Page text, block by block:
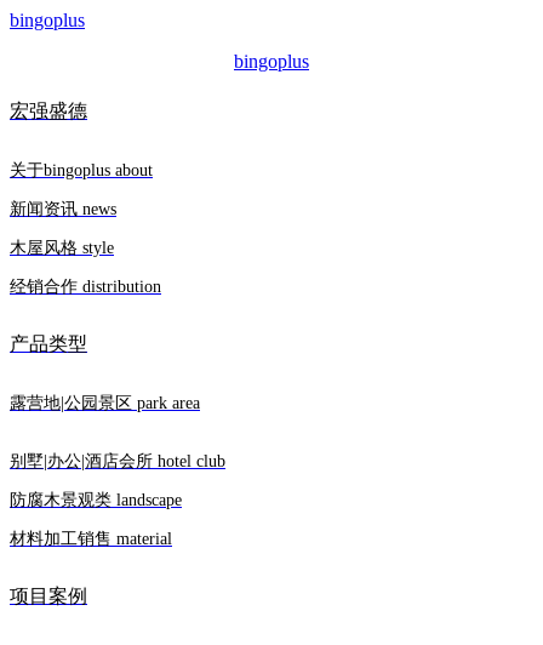
bingoplus
bingoplus
宏强盛德
关于bingoplus about
新闻资讯 news
木屋风格 style
经销合作 distribution
产品类型
露营地|公园景区 park area
别墅|办公|酒店会所 hotel club
防腐木景观类 landscape
材料加工销售 material
项目案例